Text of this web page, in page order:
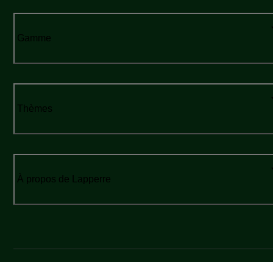
Gamme
Thèmes
À propos de Lapperre